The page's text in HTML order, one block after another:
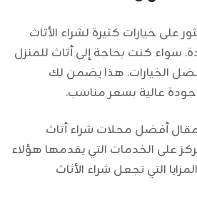
على خيارات كثيرة لشراء الأثاث
سواء كنت بحاجة إلى أثاث للمنزل
الخيارات. هذا يضمن لك
عالية بسعر مناسب.
أفضل محلات شراء أثاث
على الخدمات التي يقدمها هؤلاء
التي تجعل شراء الأثاث